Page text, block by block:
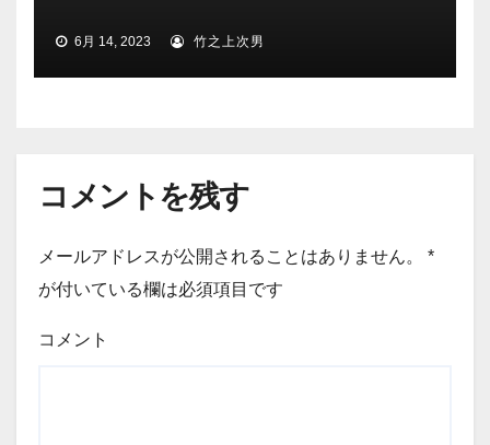
6月 14, 2023 竹之上次男
コメントを残す
メールアドレスが公開されることはありません。
*
が付いている欄は必須項目です
コメント